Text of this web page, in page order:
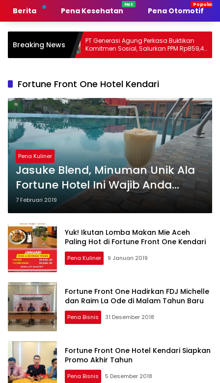
Berita Pena Kesehatan Pena Otomotif
Breaking NewsPT Generasi Agung Perkasa Buktikan
Komitmen Sosial, Salurkan PPM Rp859,4
Juta untuk Masyarakat Lingkar
Tanpa
Sultra
Fortune Front One Hotel Kendari
Pena Kuliner
Jasuke Blend, Minuman Unik Ala
Fortune Hotel Ini Wajib Anda
Coba
7 Februari 2019
Yuk! Ikutan Lomba Makan Mie Aceh
Paling Hot di Fortune Front One Kendari
Pena Kuliner 9 Januari 2019
Fortune Front One Hadirkan FDJ Michelle
dan Raim La Ode di Malam Tahun Baru
Pena Bisnis 31 Desember 2018
Fortune Front One Hotel Kendari Siapkan
Promo Akhir Tahun
Pena Bisnis 5 Desember 2018